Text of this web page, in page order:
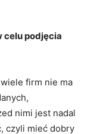
celu podjęcia
firm nie ma
nimi jest nadal
czyli mieć dobry